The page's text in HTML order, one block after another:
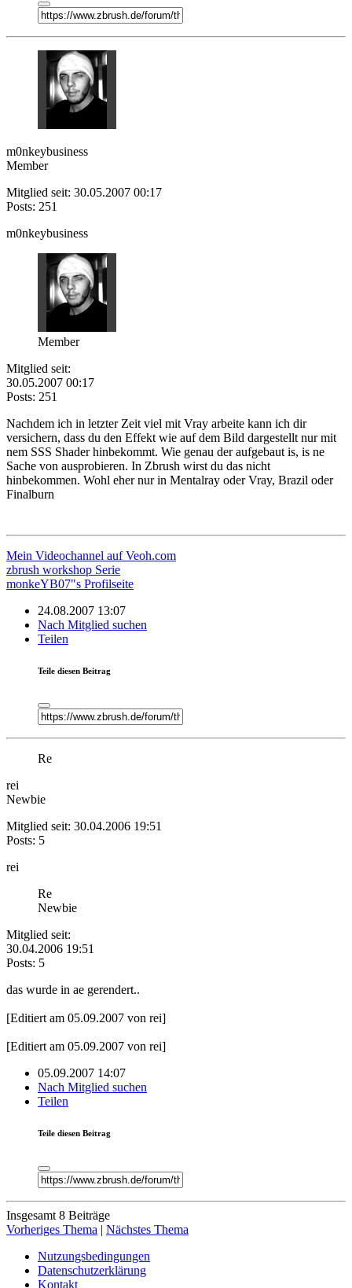
m0nkeybusiness
Member
Mitglied seit: 30.05.2007 00:17
Posts: 251
m0nkeybusiness
Member
Mitglied seit:
30.05.2007 00:17
Posts: 251
Nachdem ich in letzter Zeit viel mit Vray arbeite kann ich dir
versichern, dass du den Effekt wie auf dem Bild dargestellt nur mit
nem SSS Shader hinbekommt. Wie genau der aufgebaut is, is ne
Sache von ausprobieren. In Zbrush wirst du das nicht
hinbekommen. Wohl eher nur in Mentalray oder Vray, Brazil oder
Finalburn
Mein Videochannel auf Veoh.com
zbrush workshop Serie
monkeYB07"s Profilseite
24.08.2007 13:07
Nach Mitglied suchen
Teilen
Teile diesen Beitrag
Re
rei
Newbie
Mitglied seit: 30.04.2006 19:51
Posts: 5
rei
Re
Newbie
Mitglied seit:
30.04.2006 19:51
Posts: 5
das wurde in ae gerendert..
[Editiert am 05.09.2007 von rei]
[Editiert am 05.09.2007 von rei]
05.09.2007 14:07
Nach Mitglied suchen
Teilen
Teile diesen Beitrag
Insgesamt 8 Beiträge
Vorheriges Thema | Nächstes Thema
Nutzungsbedingungen
Datenschutzerklärung
Kontakt